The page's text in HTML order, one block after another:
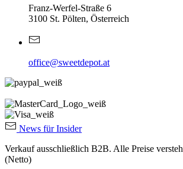
Franz-Werfel-Straße 6
3100 St. Pölten, Österreich
office@sweetdepot.at
News für Insider
Verkauf ausschließlich B2B. Alle Preise
(Netto)